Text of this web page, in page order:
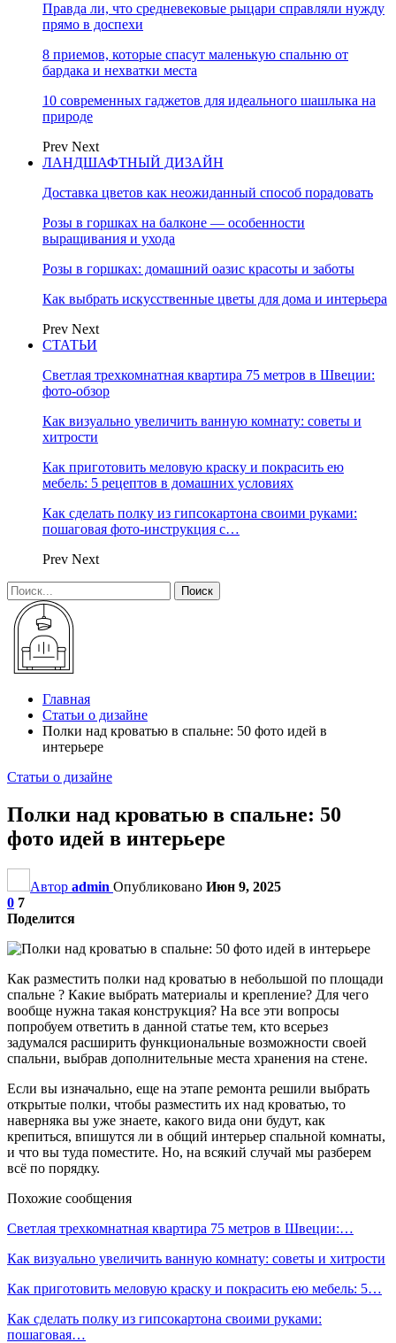
Правда ли, что средневековые рыцари справляли нужду
прямо в доспехи
8 приемов, которые спасут маленькую спальню от
бардака и нехватки места
10 современных гаджетов для идеального шашлыка на
природе
Prev Next
ЛАНДШАФТНЫЙ ДИЗАЙН
Доставка цветов как неожиданный способ порадовать
Розы в горшках на балконе — особенности
выращивания и ухода
Розы в горшках: домашний оазис красоты и заботы
Как выбрать искусственные цветы для дома и интерьера
Prev Next
СТАТЬИ
Светлая трехкомнатная квартира 75 метров в Швеции:
фото-обзор
Как визуально увеличить ванную комнату: советы и
хитрости
Как приготовить меловую краску и покрасить ею
мебель: 5 рецептов в домашних условиях
Как сделать полку из гипсокартона своими руками:
пошаговая фото-инструкция с…
Prev Next
Главная
Статьи о дизайне
Полки над кроватью в спальне: 50 фото идей в
интерьере
Статьи о дизайне
Полки над кроватью в спальне: 50
фото идей в интерьере
Автор admin Опубликовано Июн 9, 2025
0 7
Поделится
Как разместить полки над кроватью в небольшой по площади
спальне ? Какие выбрать материалы и крепление? Для чего
вообще нужна такая конструкция? На все эти вопросы
попробуем ответить в данной статье тем, кто всерьез
задумался расширить функциональные возможности своей
спальни, выбрав дополнительные места хранения на стене.
Если вы изначально, еще на этапе ремонта решили выбрать
открытые полки, чтобы разместить их над кроватью, то
наверняка вы уже знаете, какого вида они будут, как
крепиться, впишутся ли в общий интерьер спальной комнаты,
и что вы туда поместите. Но, на всякий случай мы разберем
всё по порядку.
Похожие сообщения
Светлая трехкомнатная квартира 75 метров в Швеции:…
Как визуально увеличить ванную комнату: советы и хитрости
Как приготовить меловую краску и покрасить ею мебель: 5…
Как сделать полку из гипсокартона своими руками:
пошаговая…